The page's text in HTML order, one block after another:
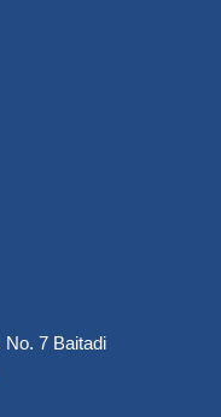
No. 7 Baitadi